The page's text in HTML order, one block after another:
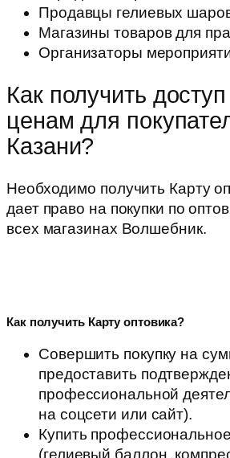
Продавцы гелиевых
Магазины товаров для
Организаторы
Как получить
ценам для
Казани?
Необходимо получить Карту
дает право на покупки по
всех магазинах Волшебник.
Как получить Карту оптовика?
Совершить покупку на
предоставить
профессиональной
на соцсети или сайт).
Купить
(гелиевый баллон,